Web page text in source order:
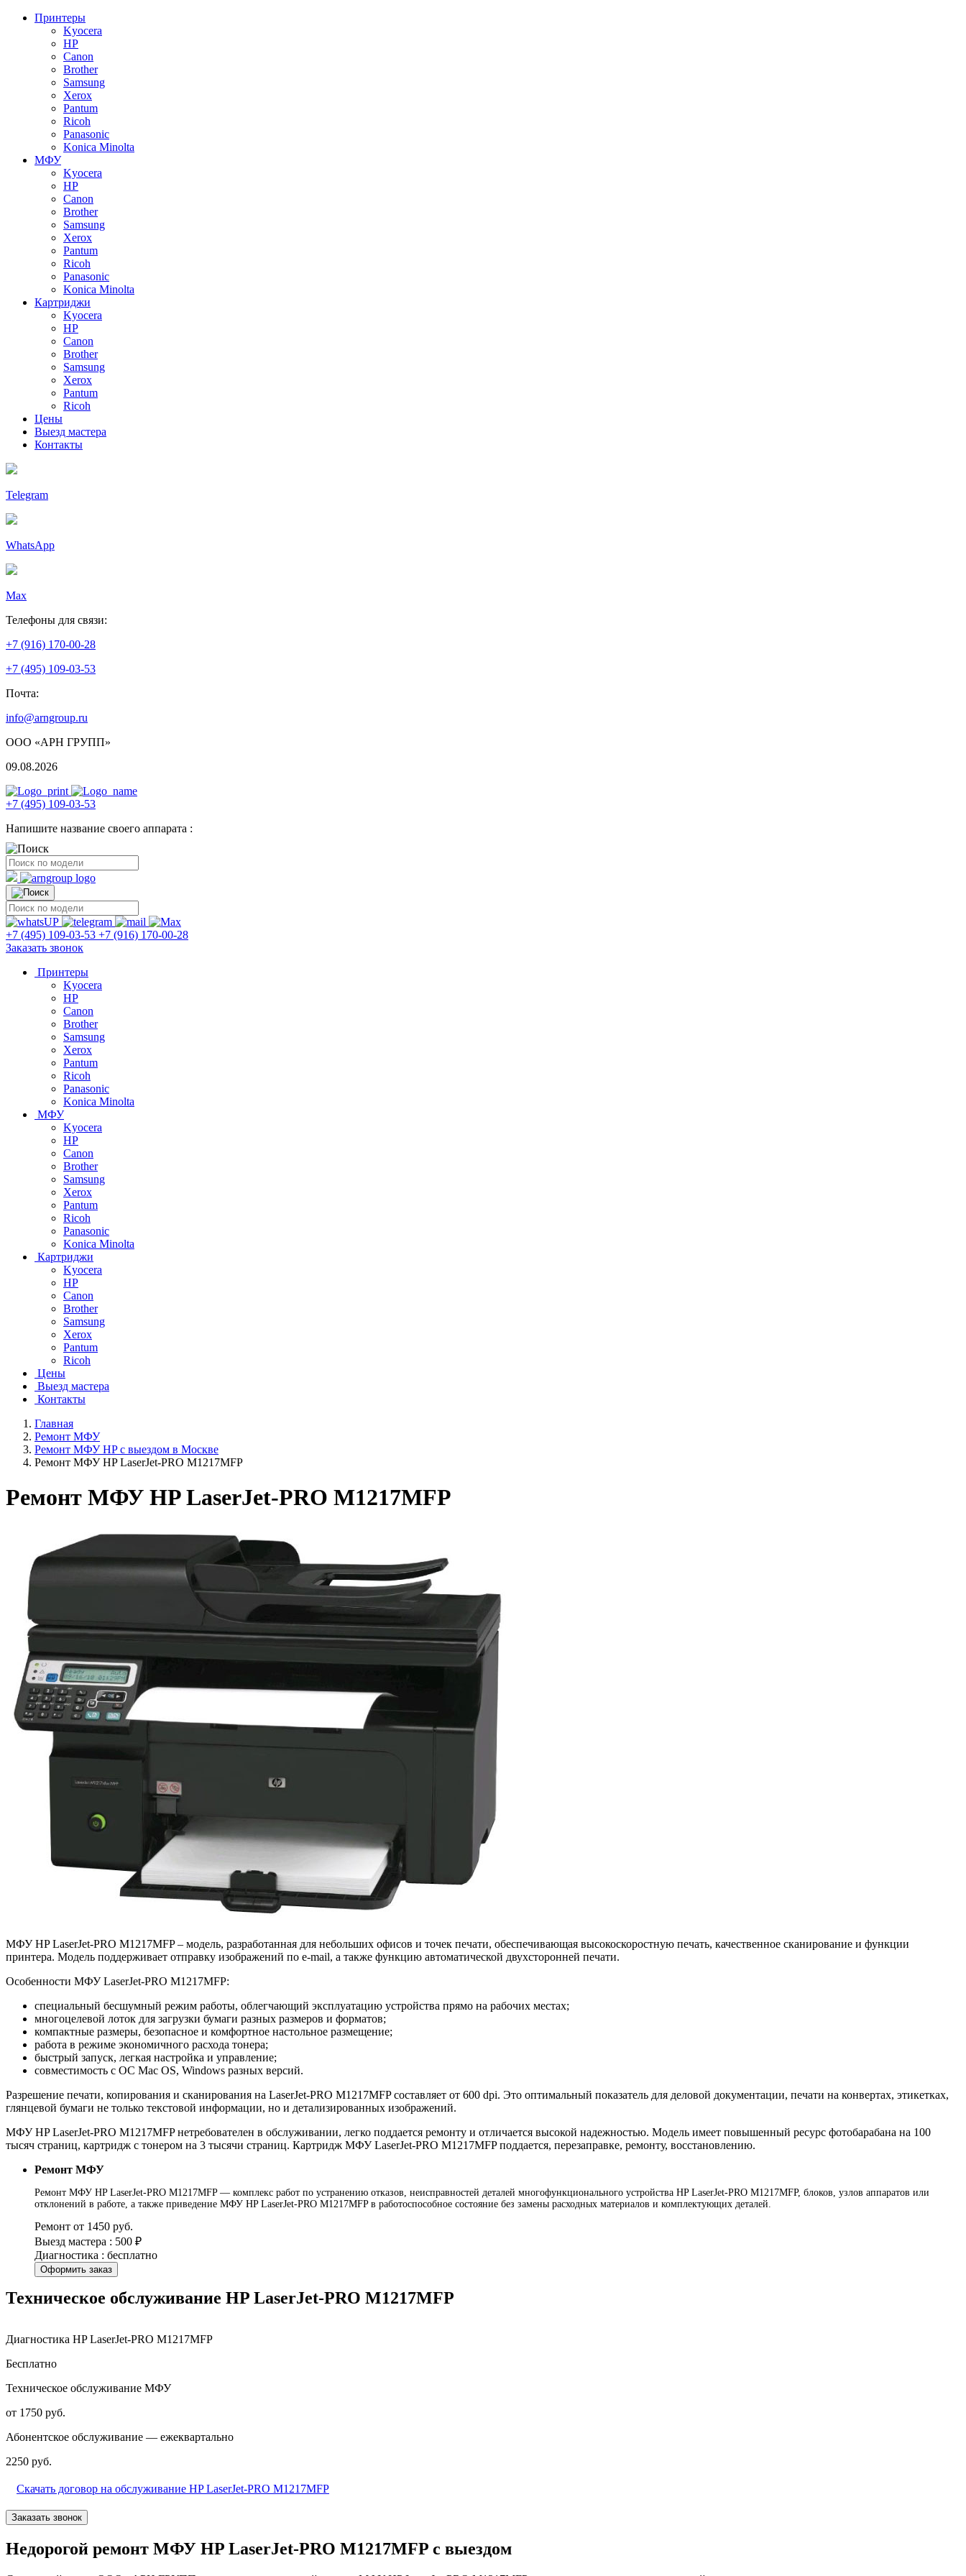
Принтеры
Kyocera
HP
Canon
Brother
Samsung
Xerox
Pantum
Ricoh
Panasonic
Konica Minolta
МФУ
Kyocera
HP
Canon
Brother
Samsung
Xerox
Pantum
Ricoh
Panasonic
Konica Minolta
Картриджи
Kyocera
HP
Canon
Brother
Samsung
Xerox
Pantum
Ricoh
Цены
Выезд мастера
Контакты
Telegram
WhatsApp
Max
Телефоны для связи:
+7 (916) 170-00-28
+7 (495) 109-03-53
Почта:
info@arngroup.ru
ООО «АРН ГРУПП»
09.08.2026
+7 (495) 109-03-53
Напишите название своего аппарата :
+7 (495) 109-03-53 +7 (916) 170-00-28
Заказать звонок
Принтеры
Kyocera
HP
Canon
Brother
Samsung
Xerox
Pantum
Ricoh
Panasonic
Konica Minolta
МФУ
Kyocera
HP
Canon
Brother
Samsung
Xerox
Pantum
Ricoh
Panasonic
Konica Minolta
Картриджи
Kyocera
HP
Canon
Brother
Samsung
Xerox
Pantum
Ricoh
Цены
Выезд мастера
Контакты
Главная
Ремонт МФУ
Ремонт МФУ HP с выездом в Москве
Ремонт МФУ HP LaserJet-PRO M1217MFP
Ремонт МФУ HP LaserJet-PRO M1217MFP
МФУ HP LaserJet-PRO M1217MFP – модель, разработанная для небольших офисов и точек печати, обеспечивающая высокоскоростную печать, качественное сканирование и функции
принтера. Модель поддерживает отправку изображений по e-mail, а также функцию автоматической двухсторонней печати.
Особенности МФУ LaserJet-PRO M1217MFP:
специальный бесшумный режим работы, облегчающий эксплуатацию устройства прямо на рабочих местах;
многоцелевой лоток для загрузки бумаги разных размеров и форматов;
компактные размеры, безопасное и комфортное настольное размещение;
работа в режиме экономичного расхода тонера;
быстрый запуск, легкая настройка и управление;
совместимость с ОС Mac OS, Windows разных версий.
Разрешение печати, копирования и сканирования на LaserJet-PRO M1217MFP составляет от 600 dpi. Это оптимальный показатель для деловой документации, печати на конвертах, этикетках,
глянцевой бумаги не только текстовой информации, но и детализированных изображений.
МФУ HP LaserJet-PRO M1217MFP нетребователен в обслуживании, легко поддается ремонту и отличается высокой надежностью. Модель имеет повышенный ресурс фотобарабана на 100
тысяч страниц, картридж с тонером на 3 тысячи страниц. Картридж МФУ LaserJet-PRO M1217MFP поддается, перезаправке, ремонту, восстановлению.
Ремонт МФУ
Ремонт МФУ HP LaserJet-PRO M1217MFP — комплекс работ по устранению отказов, неисправностей деталей многофункционального устройства HP LaserJet-PRO M1217MFP, блоков, узлов аппаратов или
отклонений в работе, а также приведение МФУ HP LaserJet-PRO M1217MFP в работоспособное состояние без замены расходных материалов и комплектующих деталей.
Ремонт от 1450 руб.
Выезд мастера : 500 ₽
Диагностика : бесплатно
Оформить заказ
Техническое обслуживание HP LaserJet-PRO M1217MFP
Диагностика HP LaserJet-PRO M1217MFP
Бесплатно
Техническое обслуживание МФУ
от 1750 руб.
Абонентское обслуживание — ежеквартально
2250 руб.
Скачать договор на обслуживание HP LaserJet-PRO M1217MFP
Заказать звонок
Недорогой ремонт МФУ HP LaserJet-PRO M1217MFP с выездом